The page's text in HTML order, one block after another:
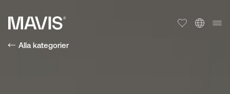
Alla kategorier